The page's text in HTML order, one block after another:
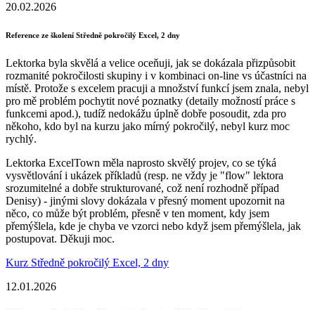
20.02.2026
Reference ze školení Středně pokročilý Excel, 2 dny
Lektorka byla skvělá a velice oceňuji, jak se dokázala přizpůsobit
rozmanité pokročilosti skupiny i v kombinaci on-line vs účastníci na
místě. Protože s excelem pracuji a množství funkcí jsem znala, nebyl
pro mě problém pochytit nové poznatky (detaily možností práce s
funkcemi apod.), tudíž nedokážu úplně dobře posoudit, zda pro
někoho, kdo byl na kurzu jako mírný pokročilý, nebyl kurz moc
rychlý.
Lektorka ExcelTown měla naprosto skvělý projev, co se týká
vysvětlování i ukázek příkladů (resp. ne vždy je "flow" lektora
srozumitelné a dobře strukturované, což není rozhodně případ
Denisy) - jinými slovy dokázala v přesný moment upozornit na
něco, co může být problém, přesně v ten moment, kdy jsem
přemýšlela, kde je chyba ve vzorci nebo když jsem přemýšlela, jak
postupovat. Děkuji moc.
Kurz Středně pokročilý Excel, 2 dny
12.01.2026